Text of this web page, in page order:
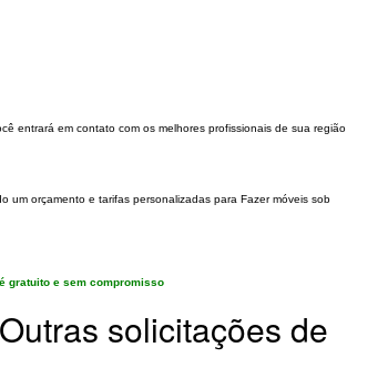
entrará em contato com os melhores profissionais de sua região
um orçamento e tarifas personalizadas para Fazer móveis sob
é gratuito e sem compromisso
Outras solicitações de